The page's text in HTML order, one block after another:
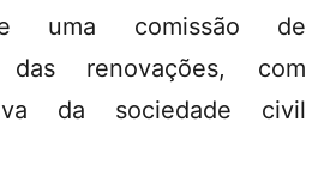
uma comissão de
das renovações, com
da sociedade civil